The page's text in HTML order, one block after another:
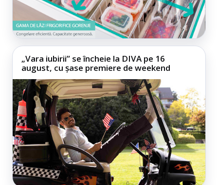
„Vara iubirii” se încheie la DIVA pe 16
august, cu șase premiere de weekend